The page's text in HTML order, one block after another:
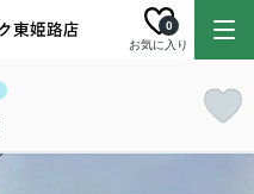
お気に入り
0